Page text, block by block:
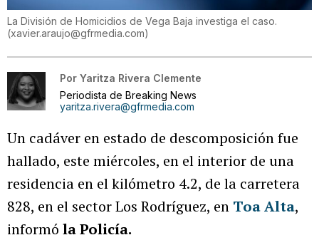
La División de Homicidios de Vega Baja investiga el caso.
(xavier.araujo@gfrmedia.com)
Por Yaritza Rivera Clemente
Periodista de Breaking News
yaritza.rivera@gfrmedia.com
Un cadáver en estado de descomposición fue
hallado, este miércoles, en el interior de una
residencia en el kilómetro 4.2, de la carretera
828, en el sector Los Rodríguez, en Toa Alta,
informó la Policía.